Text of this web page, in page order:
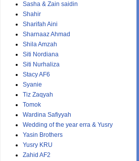
Sasha & Zain saidin
Shahir
Sharifah Aini
Sharnaaz Ahmad
Shila Amzah
Siti Nordiana
Siti Nurhaliza
Stacy AF6
Syanie
Tiz Zaqyah
Tomok
Wardina Safiyyah
Wedding of the year erra & Yusry
Yasin Brothers
Yusry KRU
Zahid AF2